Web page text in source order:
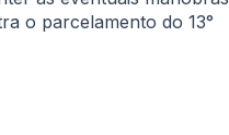
o parcelamento do 13°